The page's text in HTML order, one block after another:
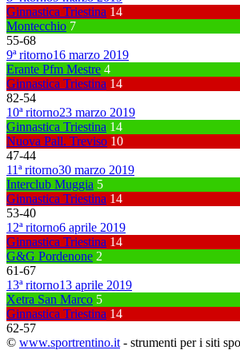
Ginnastica Triestina 14
Montecchio 7
55-68
9ª ritorno16 marzo 2019
Erante Pfm Mestre 4
Ginnastica Triestina 14
82-54
10ª ritorno23 marzo 2019
Ginnastica Triestina 14
Nuova Pall. Treviso 10
47-44
11ª ritorno30 marzo 2019
Interclub Muggia 5
Ginnastica Triestina 14
53-40
12ª ritorno6 aprile 2019
Ginnastica Triestina 14
G&G Pordenone 2
61-67
13ª ritorno13 aprile 2019
Xetra San Marco 5
Ginnastica Triestina 14
62-57
© www.sportrentino.it - strumenti per i siti